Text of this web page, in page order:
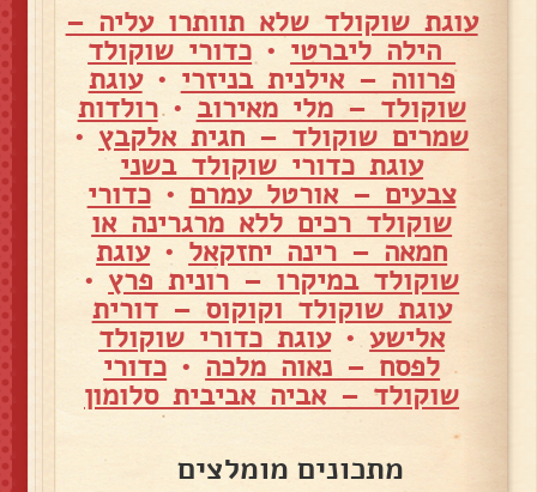
עוגת שוקולד שלא תוותרו עליה –
הילה ליברטי• כדורי שוקולד
פרווה – אילנית בניזרי •עוגת
שוקולד – מלי מאירוב •רולדות
שמרים שוקולד – חגית אלקבץ •
עוגת כדורי שוקולד בשני
צבעים – אורטל עמרם •כדורי
שוקולד רכים ללא מרגרינה או
חמאה – רינה יחזקאל •עוגת
שוקולד במיקרו – רונית פרץ •
עוגת שוקולד וקוקוס – דורית
אלישע•עוגת כדורי שוקולד
לפסח – נאוה מלכה • כדורי
שוקולד – אביה אביבית סלומון
מתכונים מומלצים